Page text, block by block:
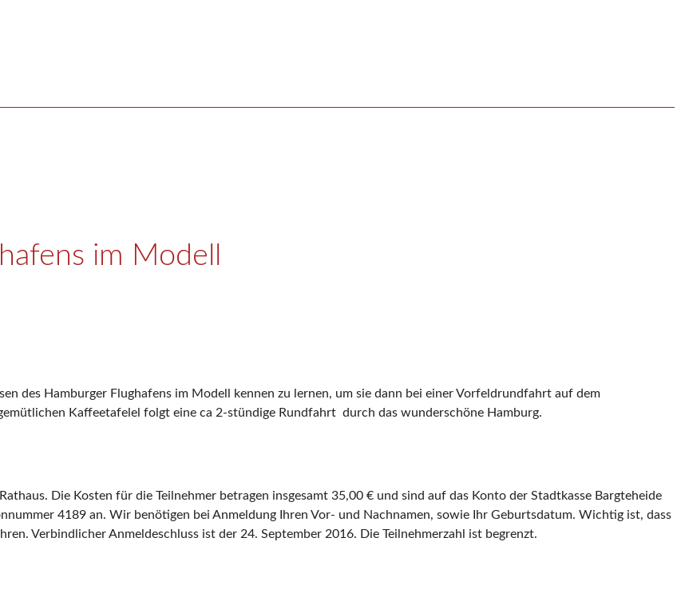
im Modell
des Hamburger Flughafens im Modell kennen zu lernen, um sie dann bei einer Vorfeldrundfahrt auf dem
Kaffeetafelel folgt eine ca 2-stündige Rundfahrt durch das wunderschöne Hamburg.
Die Kosten für die Teilnehmer betragen insgesamt 35,00 € und sind auf das Konto der Stadtkasse Bargteheide
4189 an. Wir benötigen bei Anmeldung Ihren Vor- und Nachnamen, sowie Ihr Geburtsdatum. Wichtig ist, dass
Verbindlicher Anmeldeschluss ist der 24. September 2016. Die Teilnehmerzahl ist begrenzt.